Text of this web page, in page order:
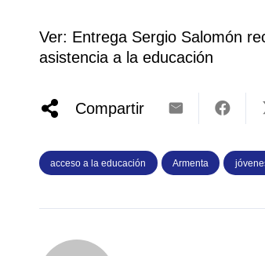
Ver: Entrega Sergio Salomón
asistencia a la educación
Compartir
acceso a la educación Armenta